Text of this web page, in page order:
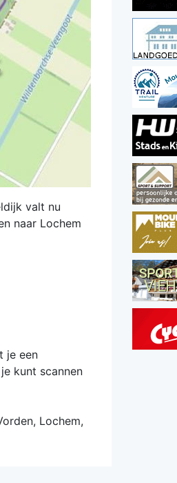
valt nu
naar Lochem
je een
kunt scannen
Lochem,